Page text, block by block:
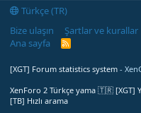
Türkçe (TR)
Bize ulaşın
Şartlar ve kurallar
Ana sayfa
R
[XGT] Forum statistics system -
XenForo 2 Türkçe yama 🇹🇷 [XGT]
[TB] Hızlı arama